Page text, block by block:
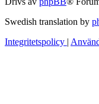
Swedish translation by
Integritetspolicy |